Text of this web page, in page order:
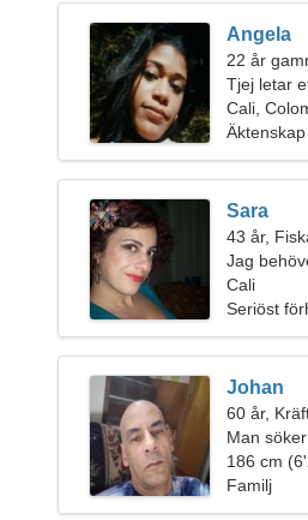
Angela
22 år
Tjej letar
Cali,
Äktenskap
Sara
43 år,
Jag
tillsammans
Cali
Seriöst
Johan
60 år,
Man
186 cm
Familj